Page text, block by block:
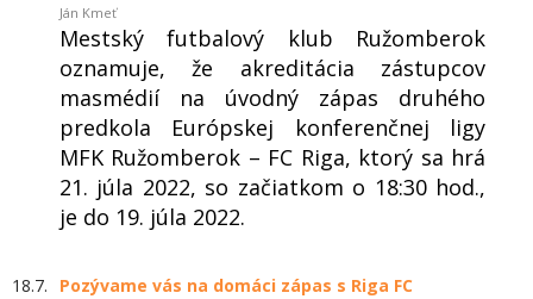
Ján Kmeť
Mestský futbalový klub Ružomberok
oznamuje, že akreditácia zástupcov
masmédií na úvodný zápas druhého
predkola Európskej konferenčnej ligy
MFK Ružomberok – FC Riga, ktorý sa hrá
21. júla 2022, so začiatkom o 18:30 hod.,
je do 19. júla 2022.
18.7. Pozývame vás na domáci zápas s Riga FC